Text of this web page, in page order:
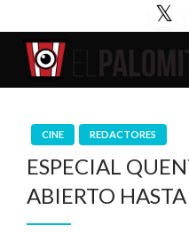
al
contenido
Tu espacio de la industria
CINE REDACTORES
ESPECIAL
ABIERTO